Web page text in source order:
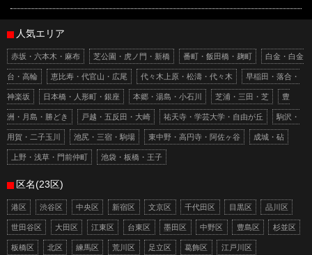
人気エリア
赤坂・六本木・麻布 芝公園・虎ノ門・新橋 番町・飯田橋・麹町 白金・白金
台・高輪 恵比寿・代官山・広尾 代々木上原・松濤・代々木 早稲田・落合・
神楽坂 日本橋・人形町・銀座 本郷・湯島・小石川 芝浦・三田・芝 豊
洲・月島・勝どき 戸越・五反田・大崎 祐天寺・学芸大学・自由が丘 駒沢・
用賀・二子玉川 池尻・三宿・駒場 東中野・高円寺・阿佐ヶ谷 成城・砧
上野・浅草・門前仲町 池袋・板橋・王子
区名(23区)
港区 渋谷区 中央区 新宿区 文京区 千代田区 目黒区 品川区
世田谷区 大田区 江東区 台東区 墨田区 中野区 豊島区 杉並区
板橋区 北区 練馬区 荒川区 足立区 葛飾区 江戸川区